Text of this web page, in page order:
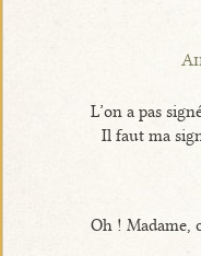
L’on a pas
Il faut ma
Oh ! Madame,